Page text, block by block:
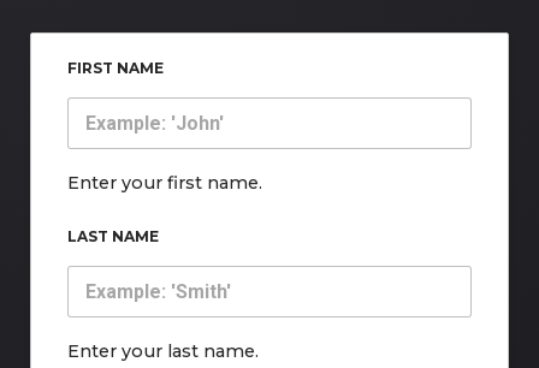
FIRST NAME
Enter your first name.
LAST NAME
Enter your last name.